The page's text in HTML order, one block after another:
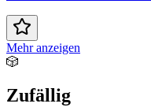
Mehr anzeigen
🎲
Zufällig